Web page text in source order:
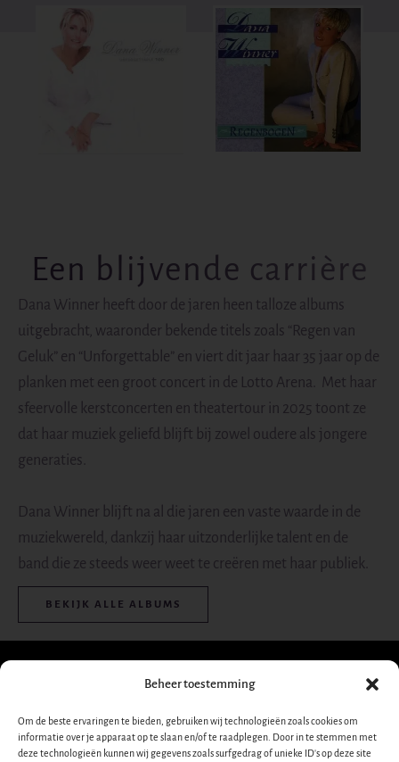
Beheer toestemming
Om de beste ervaringen te bieden, gebruiken wij technologieën zoals cookies om
informatie over je apparaat op te slaan en/of te raadplegen. Door in te stemmen met
deze technologieën kunnen wij gegevens zoals surfgedrag of unieke ID's op deze site
Een blijvende carrière
Dana Winner heeft door de jaren heen talloze albums
uitgebracht, waaronder bekende titels zoals “Regen van
Geluk” en “Unforgettable” en viert dit jaar haar 35 jaar op de
planken met een groot concert in de Lotto Arena. Met haar
sfeervolle kerstconcerten en theatertour in 2025 toont ze
dat haar muziek geliefd blijft bij zowel oudere als jongere
generaties.
Dana Winner blijft na al die jaren een vaste waarde in de
muziekwereld, dankzij haar uitzonderlijke talent en de
band die ze steeds weer weet te creëren met haar publiek.
BEKIJK ALLE ALBUMS
Schrijf je in voor onze
nieuwsbrief!